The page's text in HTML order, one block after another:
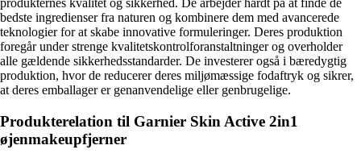
bedste ingredienser fra naturen og kombinere dem med avancerede
teknologier for at skabe innovative formuleringer. Deres produktion
foregår under strenge kvalitetskontrolforanstaltninger og overholder
alle gældende sikkerhedsstandarder. De investerer også i bæredygtig
produktion, hvor de reducerer deres miljømæssige fodaftryk og sikrer,
at deres emballager er genanvendelige eller genbrugelige.
Produkterelation til Garnier Skin Active 2in1
øjenmakeupfjerner